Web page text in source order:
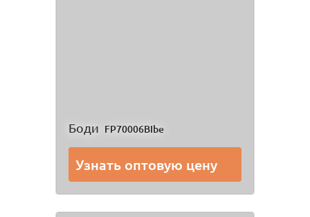
Боди FP70006BIbe
Узнать оптовую цену